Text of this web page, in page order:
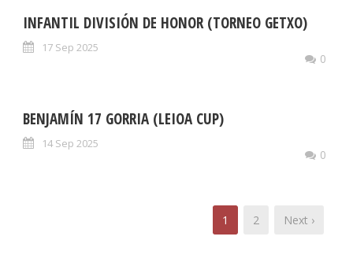
INFANTIL DIVISIÓN DE HONOR (TORNEO GETXO)
17 Sep 2025
0
BENJAMÍN 17 GORRIA (LEIOA CUP)
14 Sep 2025
0
1 2 Next ›